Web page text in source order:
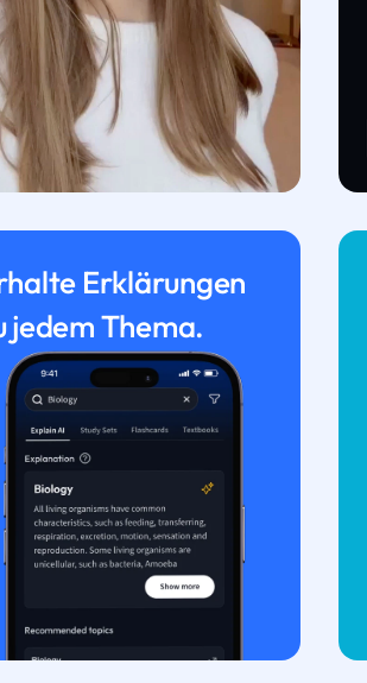
Erklärungen
jedem Thema.